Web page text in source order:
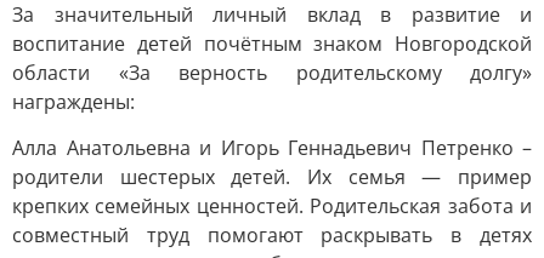
За значительный личный вклад в развитие и
воспитание детей почётным знаком Новгородской
области «За верность родительскому долгу»
награждены:
Алла Анатольевна и Игорь Геннадьевич Петренко –
родители шестерых детей. Их семья — пример
крепких семейных ценностей. Родительская забота и
совместный труд помогают раскрывать в детях